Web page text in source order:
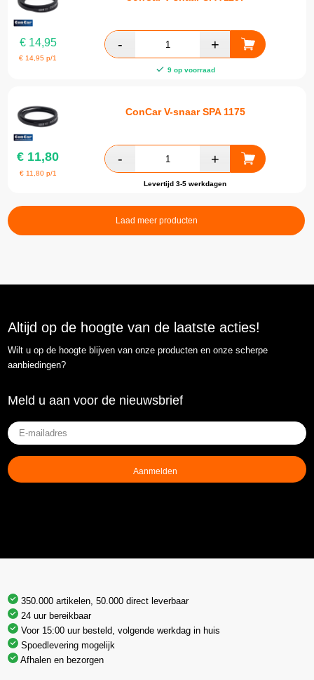
€14,95
€ 14,95 p/1
9 op voorraad
ConCar V-snaar SPA 1175
€ 11,80
€ 11,80p/1
Levertijd 3-5 werkdagen
Laad meer producten
Altijd op de hoogte van de laatste acties!
Wilt u op de hoogte blijven van onze producten en onze scherpe
aanbiedingen?
Meld u aan voor de nieuwsbrief
E-
mailadres
(Vereist)
350.000 artikelen, 50.000 direct leverbaar
24 uur bereikbaar
Voor 15:00 uur besteld, volgende werkdag in huis
Spoedlevering mogelijk
Afhalen en bezorgen